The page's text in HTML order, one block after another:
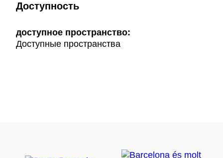
Доступность
доступное пространство:
Доступные пространства